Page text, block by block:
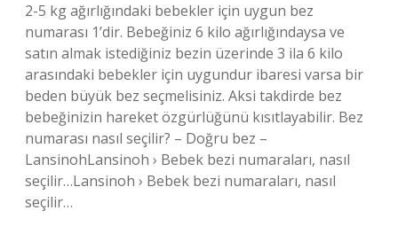
2-5 kg ​​ağırlığındaki bebekler için uygun bez
numarası 1’dir. Bebeğiniz 6 kilo ağırlığındaysa ve
satın almak istediğiniz bezin üzerinde 3 ila 6 kilo
arasındaki bebekler için uygundur ibaresi varsa bir
beden büyük bez seçmelisiniz. Aksi takdirde bez
bebeğinizin hareket özgürlüğünü kısıtlayabilir. Bez
numarası nasıl seçilir? – Doğru bez –
LansinohLansinoh › Bebek bezi numaraları, nasıl
seçilir…Lansinoh › Bebek bezi numaraları, nasıl
seçilir…